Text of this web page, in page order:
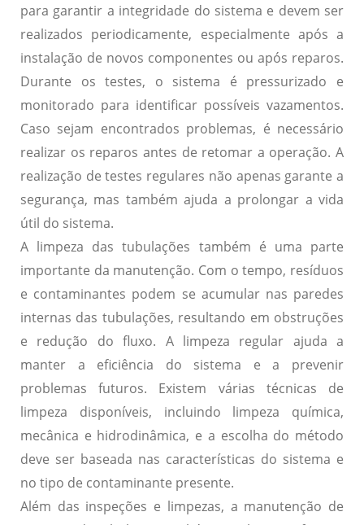
para garantir a integridade do sistema e devem ser
realizados periodicamente, especialmente após a
instalação de novos componentes ou após reparos.
Durante os testes, o sistema é pressurizado e
monitorado para identificar possíveis vazamentos.
Caso sejam encontrados problemas, é necessário
realizar os reparos antes de retomar a operação. A
realização de testes regulares não apenas garante a
segurança, mas também ajuda a prolongar a vida
útil do sistema.
A limpeza das tubulações também é uma parte
importante da manutenção. Com o tempo, resíduos
e contaminantes podem se acumular nas paredes
internas das tubulações, resultando em obstruções
e redução do fluxo. A limpeza regular ajuda a
manter a eficiência do sistema e a prevenir
problemas futuros. Existem várias técnicas de
limpeza disponíveis, incluindo limpeza química,
mecânica e hidrodinâmica, e a escolha do método
deve ser baseada nas características do sistema e
no tipo de contaminante presente.
Além das inspeções e limpezas, a manutenção de